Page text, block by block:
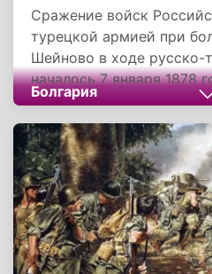
Сражение войск
турецкой армией при
Шейново в ходе русско-
началось 7 января 1878
Базировавшемуся в
перевала 54-тысячному
Федора Радецкого,
распоряжении 83
противостояла
Османский отряд,
человек и 108 орудий,
перевала. Русская
Болгария